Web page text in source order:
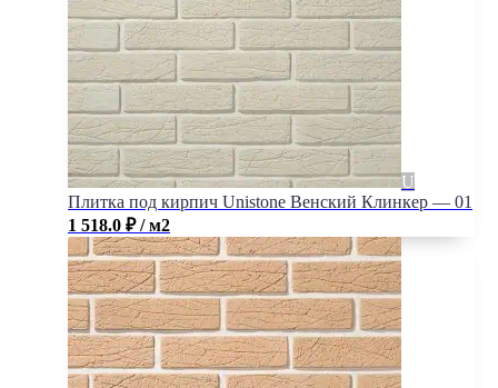
Плитка под кирпич Unistone Венский Клинкер — 01
1 518.0 ₽ / м2